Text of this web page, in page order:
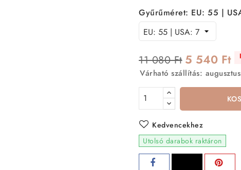
Gyűrűméret: EU: 55 |
11 080 Ft 5 540 Ft
Várható szállítás:
Kedvencekhez
Utolsó darabok raktáron